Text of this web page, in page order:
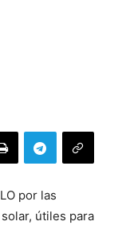
por las
útiles para